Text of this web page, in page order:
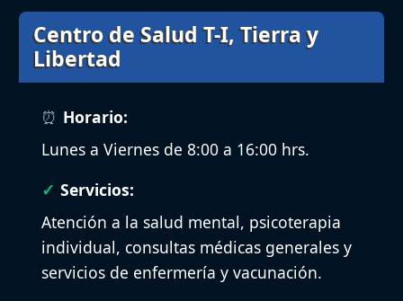
Centro de Salud T-I, Tierra y
Libertad
Horario:
Lunes a Viernes de 8:00 a 16:00 hrs.
Servicios:
Atención a la salud mental, psicoterapia
individual, consultas médicas generales y
servicios de enfermería y vacunación.